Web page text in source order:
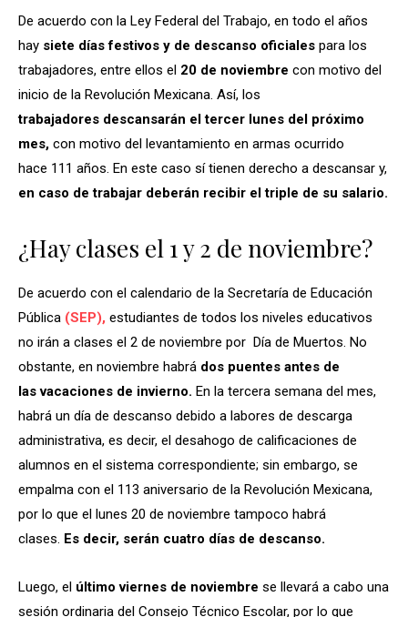
De acuerdo con la Ley Federal del Trabajo, en todo el años
hay siete días festivos y de descanso oficiales para los
trabajadores, entre ellos el 20 de noviembre con motivo del
inicio de la Revolución Mexicana. Así, los
trabajadores descansarán el tercer lunes del próximo
mes, con motivo del levantamiento en armas ocurrido
hace 111 años. En este caso sí tienen derecho a descansar y,
en caso de trabajar deberán recibir el triple de su salario.
¿Hay clases el 1 y 2 de noviembre?
De acuerdo con el calendario de la Secretaría de Educación
Pública (SEP), estudiantes de todos los niveles educativos
no irán a clases el 2 de noviembre por Día de Muertos. No
obstante, en noviembre habrá dos puentes antes de
las vacaciones de invierno. En la tercera semana del mes,
habrá un día de descanso debido a labores de descarga
administrativa, es decir, el desahogo de calificaciones de
alumnos en el sistema correspondiente; sin embargo, se
empalma con el 113 aniversario de la Revolución Mexicana,
por lo que el lunes 20 de noviembre tampoco habrá
clases. Es decir, serán cuatro días de descanso.
Luego, el último viernes de noviembre se llevará a cabo una
sesión ordinaria del Consejo Técnico Escolar, por lo que